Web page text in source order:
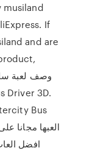
If
and are
افضل